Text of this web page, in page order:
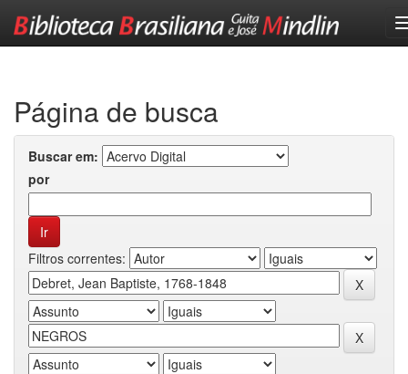
Página de busca
Buscar em:
por
Filtros correntes: